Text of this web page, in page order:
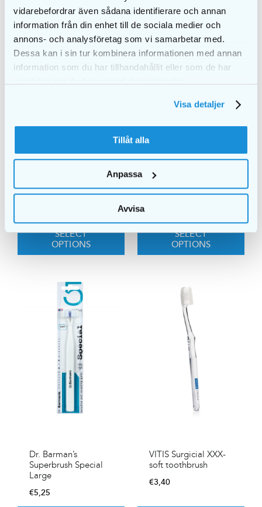
vidarebefordrar även sådana identifierare och annan
information från din enhet till de sociala medier och
annons- och analysföretag som vi samarbetar med.
Dessa kan i sin tur kombinera informationen med annan
information som du har tillhandahållit eller som de har
Visa detaljer
Tillåt alla
Anpassa
Avvisa
SuperBrush Junior
SELECT
OPTIONS
Dr. Barman’s
SuperBrush kids
SELECT
OPTIONS
Dr. Barman’s
Superbrush Special
Large
€5,25
VITIS Surgicial XXX-
soft toothbrush
€3,40